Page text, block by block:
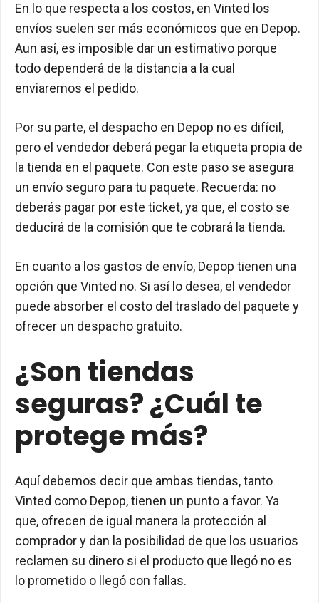
En lo que respecta a los costos, en Vinted los
envíos suelen ser más económicos que en Depop.
Aun así, es imposible dar un estimativo porque
todo dependerá de la distancia a la cual
enviaremos el pedido.
Por su parte, el despacho en Depop no es difícil,
pero el vendedor deberá pegar la etiqueta propia de
la tienda en el paquete. Con este paso se asegura
un envío seguro para tu paquete. Recuerda: no
deberás pagar por este ticket, ya que, el costo se
deducirá de la comisión que te cobrará la tienda.
En cuanto a los gastos de envío, Depop tienen una
opción que Vinted no. Si así lo desea, el vendedor
puede absorber el costo del traslado del paquete y
ofrecer un despacho gratuito.
¿Son tiendas
seguras? ¿Cuál te
protege más?
Aquí debemos decir que ambas tiendas, tanto
Vinted como Depop, tienen un punto a favor. Ya
que, ofrecen de igual manera la protección al
comprador y dan la posibilidad de que los usuarios
reclamen su dinero si el producto que llegó no es
lo prometido o llegó con fallas.